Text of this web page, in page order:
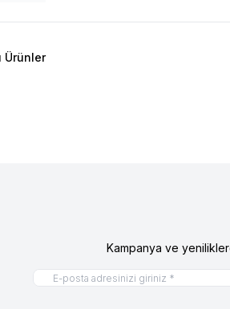
Ürünler
Kampanya ve